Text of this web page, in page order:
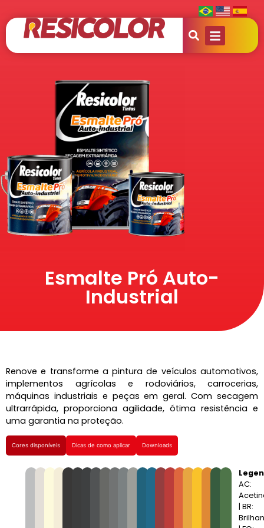
Esmalte Pró Auto-
Industrial
Renove e transforme a pintura de veículos automotivos,
implementos agrícolas e rodoviários, carrocerias,
máquinas industriais e peças em geral. Com secagem
ultrarrápida, proporciona agilidade, ótima resistência e
uma garantia na proteção.
Cores disponíveis Dicas de como aplicar Downloads
AC:
| BR: